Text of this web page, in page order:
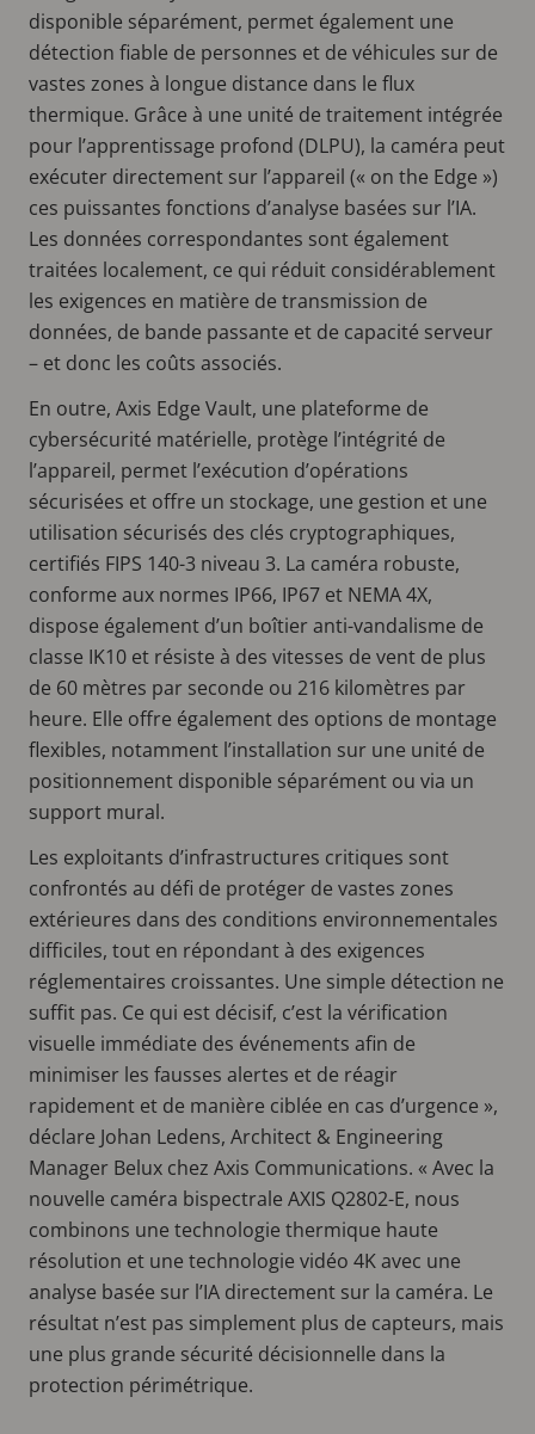
disponible séparément, permet également une
détection fiable de personnes et de véhicules sur de
vastes zones à longue distance dans le flux
thermique. Grâce à une unité de traitement intégrée
pour l’apprentissage profond (DLPU), la caméra peut
exécuter directement sur l’appareil (« on the Edge »)
ces puissantes fonctions d’analyse basées sur l’IA.
Les données correspondantes sont également
traitées localement, ce qui réduit considérablement
les exigences en matière de transmission de
données, de bande passante et de capacité serveur
– et donc les coûts associés.
En outre, Axis Edge Vault, une plateforme de
cybersécurité matérielle, protège l’intégrité de
l’appareil, permet l’exécution d’opérations
sécurisées et offre un stockage, une gestion et une
utilisation sécurisés des clés cryptographiques,
certifiés FIPS 140-3 niveau 3. La caméra robuste,
conforme aux normes IP66, IP67 et NEMA 4X,
dispose également d’un boîtier anti-vandalisme de
classe IK10 et résiste à des vitesses de vent de plus
de 60 mètres par seconde ou 216 kilomètres par
heure. Elle offre également des options de montage
flexibles, notamment l’installation sur une unité de
positionnement disponible séparément ou via un
support mural.
Les exploitants d’infrastructures critiques sont
confrontés au défi de protéger de vastes zones
extérieures dans des conditions environnementales
difficiles, tout en répondant à des exigences
réglementaires croissantes. Une simple détection ne
suffit pas. Ce qui est décisif, c’est la vérification
visuelle immédiate des événements afin de
minimiser les fausses alertes et de réagir
rapidement et de manière ciblée en cas d’urgence »,
déclare Johan Ledens, Architect & Engineering
Manager Belux chez Axis Communications. « Avec la
nouvelle caméra bispectrale AXIS Q2802-E, nous
combinons une technologie thermique haute
résolution et une technologie vidéo 4K avec une
analyse basée sur l’IA directement sur la caméra. Le
résultat n’est pas simplement plus de capteurs, mais
une plus grande sécurité décisionnelle dans la
protection périmétrique.